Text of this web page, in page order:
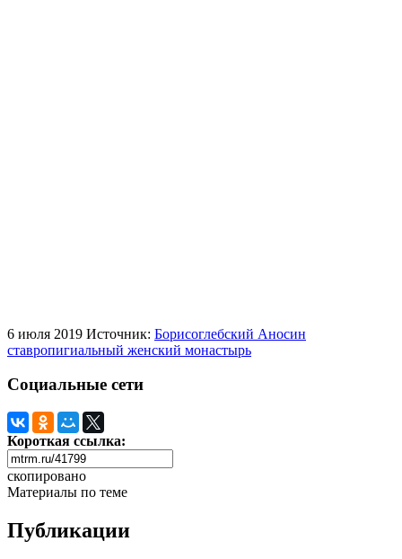
6 июля 2019 Источник: Борисоглебский Аносин
ставропигиальный женский монастырь
Социальные сети
Короткая ссылка:
скопировано
Материалы по теме
Публикации